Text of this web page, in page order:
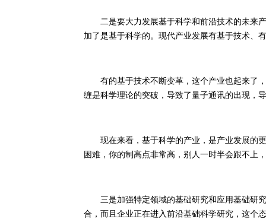
二是要大力发展基于科学和前沿技术的未来产
加了是基于科学的。现代产业发展有基于技术、
有的基于技术不断变革，这个产业也起来了，
缠是科学理论的突破，导致了量子通讯的出现，
现在来看，基于科学的产业，是产业发展的更
困难，你的制高点非常高，别人一时半会跟不上
三是加强特定领域的基础研究和应用基础研究
合，而且企业正在进入前沿基础科学研究，这个